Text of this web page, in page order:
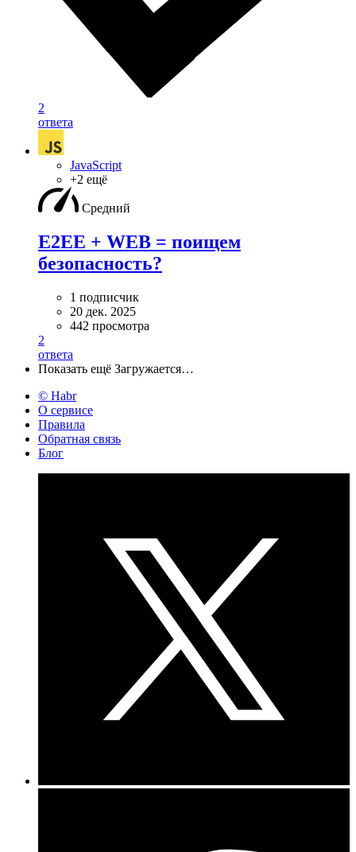
2
ответа
JavaScript
+2 ещё
Средний
E2EE + WEB = поищем
безопасность?
1 подписчик
20 дек. 2025
442 просмотра
2
ответа
Показать ещё Загружается…
© Habr
О сервисе
Правила
Обратная связь
Блог